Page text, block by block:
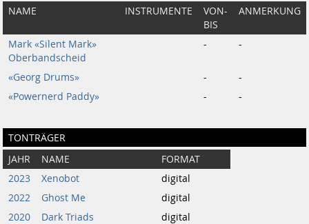
NAME INSTRUMENTE
VON-
BIS
ANMERKUNG
Mark «Silent Mark»
Oberbandscheid
- -
«Georg Drums» -
-
«Powernerd Paddy»
- -
TONTRÄGER
JAHR NAME
FORMAT
2023
Xenobot
digital
2022
Ghost Me
digital
2020
Dark Triads
digital